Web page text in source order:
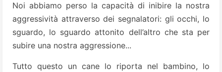
Noi abbiamo perso la capacità di inibire la nostra
aggressività attraverso dei segnalatori: gli occhi, lo
sguardo, lo sguardo attonito dell’altro che sta per
subire una nostra aggressione...
Tutto questo un cane lo riporta nel bambino, lo